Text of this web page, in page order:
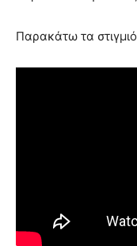
Παρακάτω τα